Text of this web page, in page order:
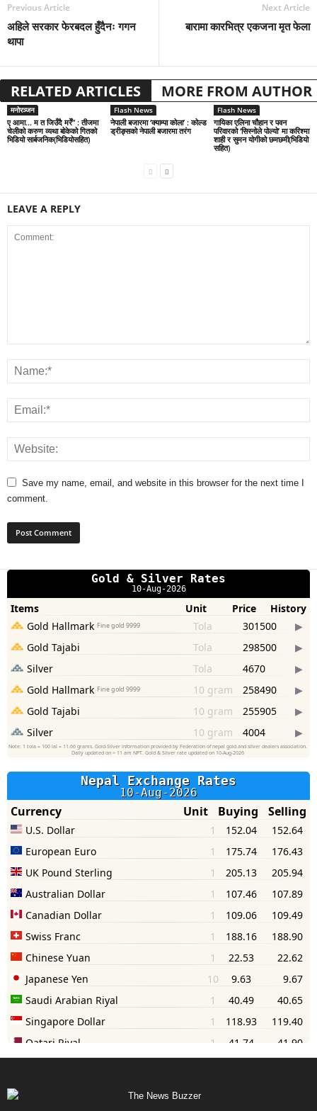
Previous Article
अहिले सरकार फेरबदल हुँदैनः गगन
थापा
Next Article
बारामा कारभित्र एकजना मृत फेला
RELATED ARTICLES MORE FROM AUTHOR
मनोरञ्जन
ए आमा… म त जिउँदै मरेँ” : तीजमा
चेलीको करुण व्यथा बोकेको गितको
भिडियो सार्बजनिक(भिडियोसहित)
Flash News
नेपाली बजारमा ‘क्याम्पा कोला’ : कोल्ड
ड्रीङ्सको नेपाली बजारमा तरंग
Flash News
गायिका एलिना चौहान र पवन
परिवारको ‘सिस्नोले पोल्यो’ मा करिश्मा
शाही र सुमन योगीको छमछमी(भिडियो
सहित)
LEAVE A REPLY
Save my name, email, and website in this browser for the next time I
comment.